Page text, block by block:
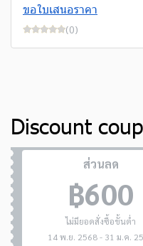
ขอใบเสนอราคา
(0)
Discount
ส่วนลด
฿600
ไม่มียอดสั่งซื้อขั้นต่ำ
14 พ.ย. 2568 - 31 ม.ค.